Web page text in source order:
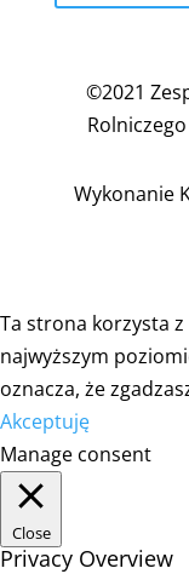
©2021
Wykonanie
Ta strona korzysta z
najwyższym
oznacza, że
Akceptuję
Manage consent
Close
Privacy Overview